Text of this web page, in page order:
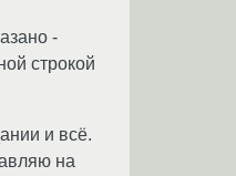
-
строкой
и всё.
на